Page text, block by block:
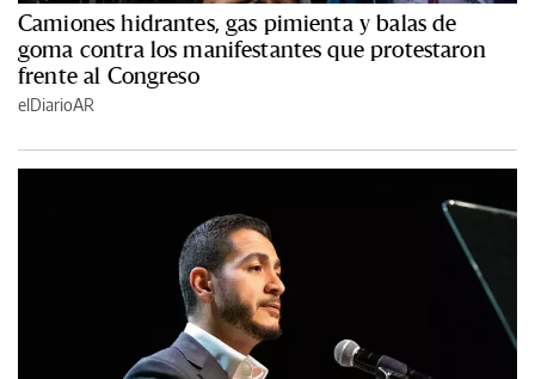
Camiones hidrantes, gas pimienta y balas de
goma contra los manifestantes que protestaron
frente al Congreso
elDiarioAR